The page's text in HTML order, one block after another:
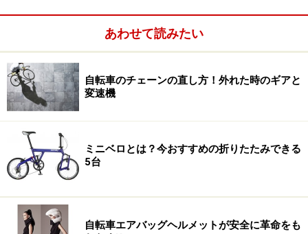
スポーツサイクルをこれから始めようとする人は、こん
なことを思うかも知れません。しかし、これは誤解で
す。自転車のスピード（最高速）を決定するのはギア比
であり、ホイールサイズではないからです。ミニベロは
車輪径が小さい分、ギア比を高く設定しているので、ロ
ードバイクやクロスバイクのような高速走行も可能で
あわせて読みたい
自転車のチェーンの直し方！外れた時のギアと
変速機
ミニベロとは？今おすすめの折りたたみできる
5台
自転車エアバッグヘルメットが安全に革命をも